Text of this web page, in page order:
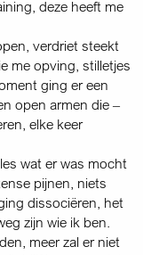
deze heeft me
verdriet steekt
me opving, stilletjes
ging er een
open armen die –
elke keer
wat er was mocht
pijnen, niets
dissociëren, het
zijn wie ik ben.
meer zal er niet